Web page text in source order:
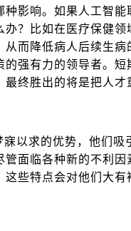
影响。如果人工智
？比如在医疗保健
而降低病人后续生
强有力的领导者。
终胜出的将是把人
以求的优势，他们吸
面临各种新的不利
这些特点会对他们大有